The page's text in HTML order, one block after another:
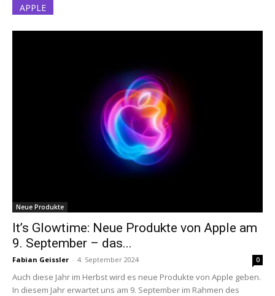
APPLE
Neue Produkte
It’s Glowtime: Neue Produkte von Apple am
9. September – das...
Fabian Geissler - 4. September 2024 0
Auch diese Jahr im Herbst wird es neue Produkte von Apple geben.
In diesem Jahr erwartet uns am 9. September im Rahmen des